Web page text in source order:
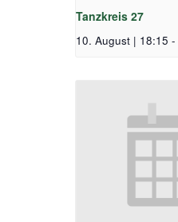
Tanzkreis 27
10. August | 18:15 -